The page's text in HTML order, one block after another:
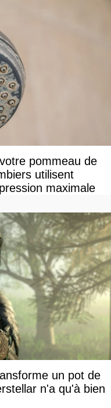
pommeau de
utilisent
maximale
un pot de
n'a qu'à bien